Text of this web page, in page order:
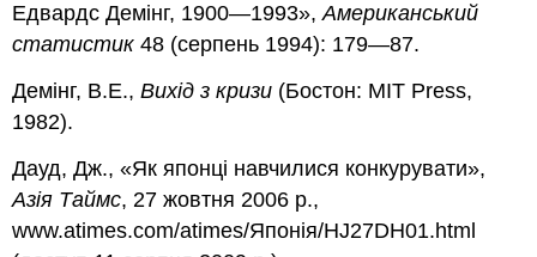
Едвардс Демінг, 1900—1993»,Американський
статистик 48 (серпень 1994): 179—87.
Демінг, В.Е.,Вихід з кризи (Бостон: MIT Press,
1982).
Дауд, Дж., «Як японці навчилися конкурувати»,
Азія Таймс, 27 жовтня 2006 р.,
www.atimes.com/atimes/Японія/HJ27DH01.html